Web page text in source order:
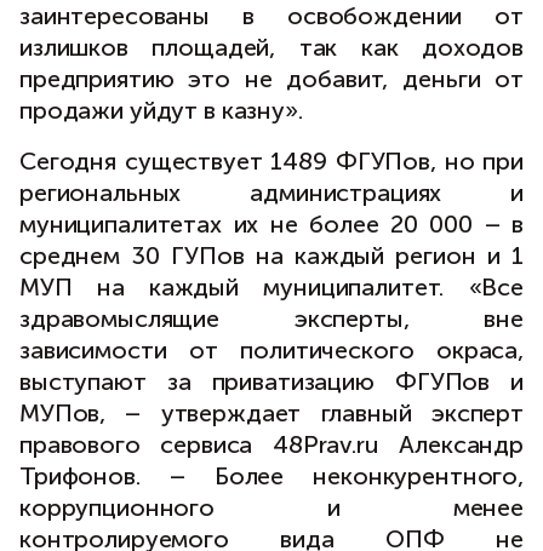
заинтересованы в освобождении от
излишков площадей, так как доходов
предприятию это не добавит, деньги от
продажи уйдут в казну».
Сегодня существует 1489 ФГУПов, но при
региональных администрациях и
муниципалитетах их не более 20 000 – в
среднем 30 ГУПов на каждый регион и 1
МУП на каждый муниципалитет. «Все
здравомыслящие эксперты, вне
зависимости от политического окраса,
выступают за приватизацию ФГУПов и
МУПов, – утверждает главный эксперт
правового сервиса 48Prav.ru Александр
Трифонов. – Более неконкурентного,
коррупционного и менее
контролируемого вида ОПФ не